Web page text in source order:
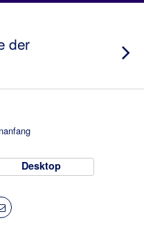
der
Desktop